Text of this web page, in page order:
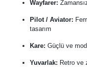
Wayfarer:
Pilot / Aviator:
tasarım
Kare: Güçlü ve
Yuvarlak: Retro ve